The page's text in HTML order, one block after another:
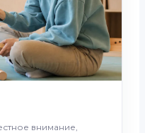
внимание,